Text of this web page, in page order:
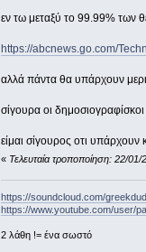
εν τω μεταξύ το 99.99% των
https://abcnews.go.com/
αλλά πάντα θα υπάρχουν
σίγουρα οι
είμαι σίγουρος οτι υπάρχουν
« Τελευταία τροποποίηση: 22/
https://soundcloud.com/
https://www.youtube.com/user/
2 λάθη != ένα σωστό